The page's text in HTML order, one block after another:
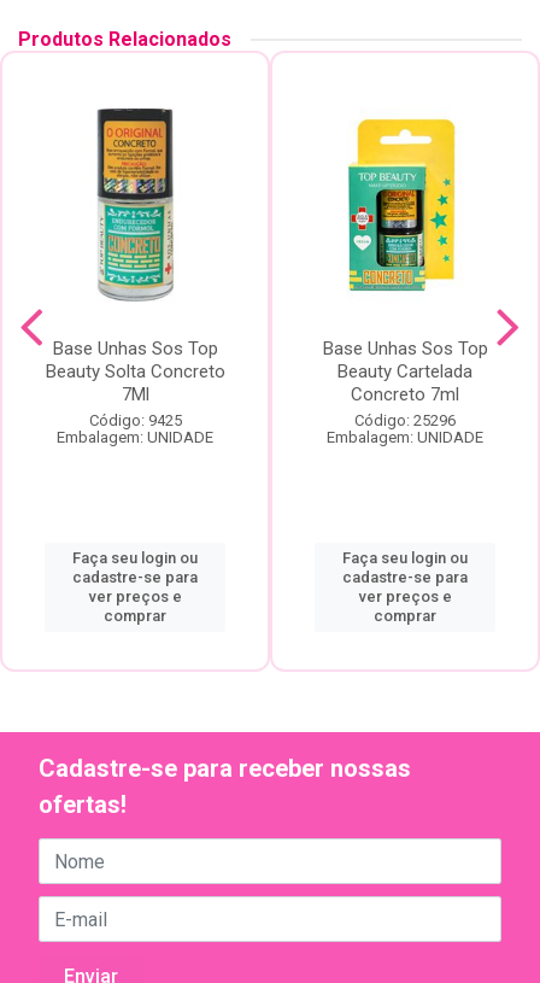
Produtos Relacionados
Base Unhas Sos Top
Beauty Solta Concreto
7Ml
Código: 9425
Embalagem: UNIDADE
Faça seu login ou
cadastre-se para
ver preços e
comprar
Base Unhas Sos Top
Beauty Cartelada
Concreto 7ml
Código: 25296
Embalagem: UNIDADE
Faça seu login ou
cadastre-se para
ver preços e
comprar
Cadastre-se para receber nossas
ofertas!